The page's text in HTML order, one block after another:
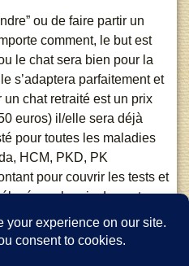
ou de faire partir un
comment, le but est
le chat sera bien pour la
s’adaptera parfaitement et
chat retraité est un prix
euros) il/elle sera déjà
pour toutes les maladies
HCM, PKD, PK
pour couvrir les tests et
que le prix de vente.
avec un de leurs bébés
adopter deux chats.